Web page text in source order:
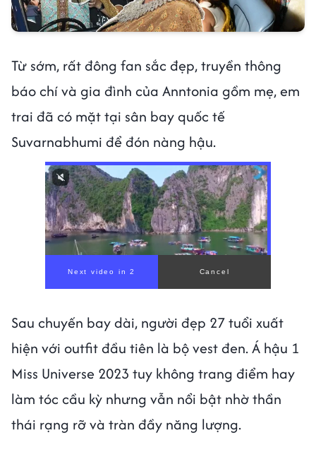
Từ sớm, rất đông fan sắc đẹp, truyền thông
báo chí và gia đình của Anntonia gồm mẹ, em
trai đã có mặt tại sân bay quốc tế
Suvarnabhumi để đón nàng hậu.
00:00/ 00:56
Sau chuyến bay dài, người đẹp 27 tuổi xuất
hiện với outfit đầu tiên là bộ vest đen. Á hậu 1
Miss Universe 2023 tuy không trang điểm hay
làm tóc cầu kỳ nhưng vẫn nổi bật nhờ thần
thái rạng rỡ và tràn đầy năng lượng.